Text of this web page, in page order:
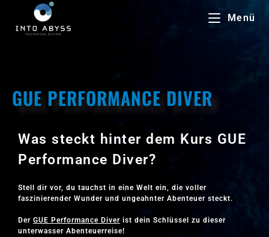
Menü
GUE PERFORMANCE DIVER
Was steckt hinter dem Kurs GUE
Performance Diver?
Stell dir vor, du tauchst in eine Welt ein, die voller
faszinierender Wunder und ungeahnter Abenteuer steckt.
Der GUE Performance Diver ist dein Schlüssel zu dieser
unterwasser Abenteuerreise!